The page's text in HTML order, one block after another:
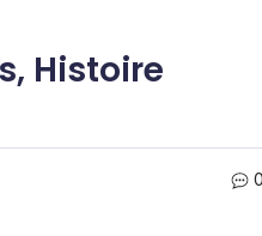
Histoire